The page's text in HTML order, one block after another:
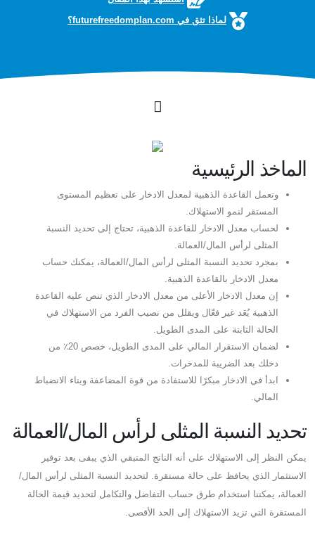
لماذا تثق في futurefreedomplan.com؟
الماخذ الرئيسية
وتعمل القاعدة الذهبية لمعدل الادخار على تعظيم المستوى
المستقر لنمو الاستهلاك.
لحساب معدل الادخار للقاعدة الذهبية، تحتاج إلى تحديد النسبة
المثلى لرأس المال/العمالة.
بمجرد تحديد النسبة المثلى لرأس المال/العمالة، يمكنك حساب
معدل الادخار بالقاعدة الذهبية.
إن معدل الادخار الأعلى من معدل الادخار الذي تنص عليه القاعدة
الذهبية يُعَد غير فعّال ويقلل من نصيب الفرد من الاستهلاك في
الحالة الثابتة على المدى الطويل.
لضمان الاستقرار المالي على المدى الطويل، خصص 20٪ من
دخلك بعد الضريبة للمدخرات.
ابدأ في الادخار مبكرًا للاستفادة من قوة المضاعفة وبناء الانضباط
المالي.
تحديد النسبة المثلى لرأس المال/العمالة
يمكن النظر إلى الاستهلاك على أنه الناتج المتبقي الذي يبقى بعد توفير
الاستثمار الذي يحافظ على حالة مستقرة. لتحديد النسبة المثلى لرأس المال/
العمالة، يمكننا استخدام طرق حساب التفاضل والتكامل لتحديد قيمة الحالة
المستقرة التي تزيد الاستهلاك إلى الحد الأقصى.